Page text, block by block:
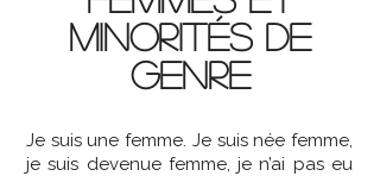
MINORITÉS DE
GENRE
Je suis une femme. Je suis née femme,
je suis devenue femme, je n’ai pas eu